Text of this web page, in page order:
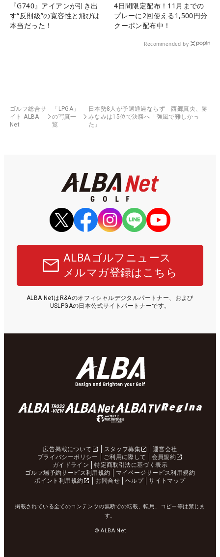
『G740』アイアンが引き出
す“反則級”の寛容性と飛びは
本当だった！
4日間限定配布！11月までの
プレーに2回使える1,500円分
クーポン配布中！
Recommended by
ゴルフ総合サ
イト ALBA
Net
「LPGA」
の写真一
覧
日本勢8人が予選通過ならず 西郷真央、勝
みなみは15位で決勝へ「強風で難しかっ
た」
ALBAゴルフニュース
メルマガ登録はこちら
ALBA NetはR&Aのオフィシャルデジタルパートナー、および
USLPGAの日本公式サイトパートナーです。
広告掲載について スタッフ募集
運営会社
プライバシーポリシー
ご利用に際して
会員規約
ガイドライン
特定商取引法に基づく表示
ゴルフ場予約サービス利用規約
マイページサービス利用規約
ポイント利用規約
お問合せ ヘルプ サイトマップ
掲載されている全てのコンテンツの無断での転載、転用、コピー等は禁じま
す。
© ALBA Net